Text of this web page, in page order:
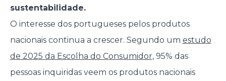
sustentabilidade.
O interesse dos portugueses pelos produtos
nacionais continua a crescer. Segundo um estudo
de 2025 da Escolha do Consumidor, 95% das
pessoas inquiridas veem os produtos nacionais